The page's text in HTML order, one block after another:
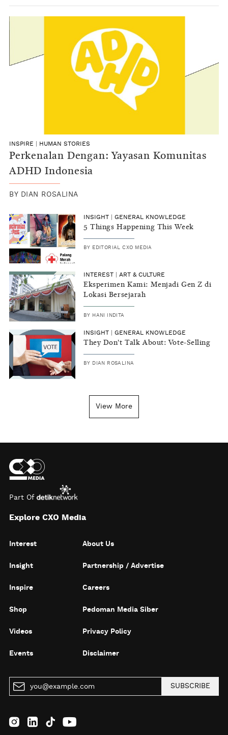
INSPIRE HUMAN STORIES
Perkenalan Dengan: Yayasan Komunitas
ADHD Indonesia
BY DIAN ROSALINA
INSIGHT GENERAL KNOWLEDGE
5 Things Happening This Week
BY EDITORIAL CXO MEDIA
INTEREST ART & CULTURE
Eksperimen Kami: Menjadi Gen Z di
Lokasi Bersejarah
BY HANI INDITA
INSIGHT GENERAL KNOWLEDGE
They Don't Talk About: Vote-Selling
BY DIAN ROSALINA
View More
Part Of
Explore CXO Media
Interest
Insight
Inspire
Shop
Videos
Events
About Us
Partnership / Advertise
Careers
Pedoman Media Siber
Privacy Policy
Disclaimer
SUBSCRIBE